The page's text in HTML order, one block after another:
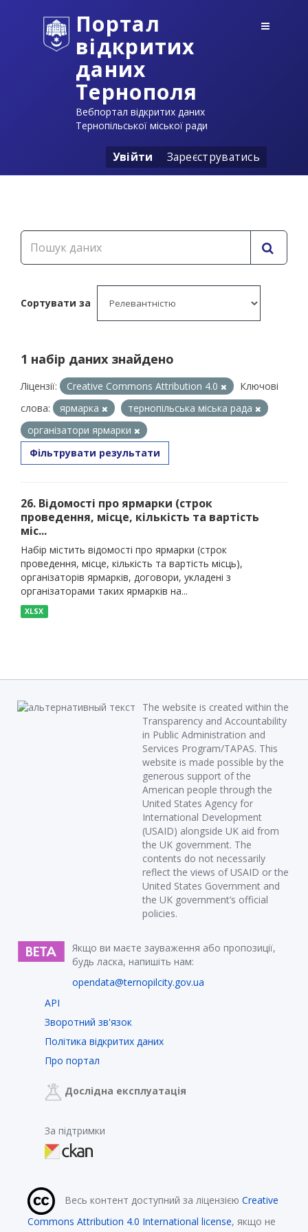
Портал
відкритих
даних
Тернополя
Вебпортал відкритих даних
Тернопільської міської ради
Увійти Зареєструватись
Сортувати за
1 набір даних знайдено
Ліцензії: Creative Commons Attribution 4.0
Ключові
слова:
ярмарка
тернопільська міська рада
організатори ярмарки
Фільтрувати результати
26. Відомості про ярмарки (строк
проведення, місце, кількість та вартість
міс...
Набір містить відомості про ярмарки (строк
проведення, місце, кількість та вартість місць),
організаторів ярмарків, договори, укладені з
організаторами таких ярмарків на...
XLSX
The website is created within the
Transparency and Accountability
in Public Administration and
Services Program/TAPAS. This
website is made possible by the
generous support of the
American people through the
United States Agency for
International Development
(USAID) alongside UK aid from
the UK government. The
contents do not necessarily
reflect the views of USAID or the
United States Government and
the UK government’s official
policies.
Якщо ви маєте зауваження або пропозиції,
будь ласка, напишіть нам:
opendata@ternopilcity.gov.ua
API
Зворотний зв'язок
Політика відкритих даних
Про портал
Дослідна експлуатація
За підтримки
Весь контент доступний за ліцензією Creative
Commons Attribution 4.0 International license, якщо не